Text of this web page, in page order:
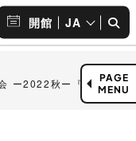
開館 JA
ー2022秋ー『～オPAGE
MENU